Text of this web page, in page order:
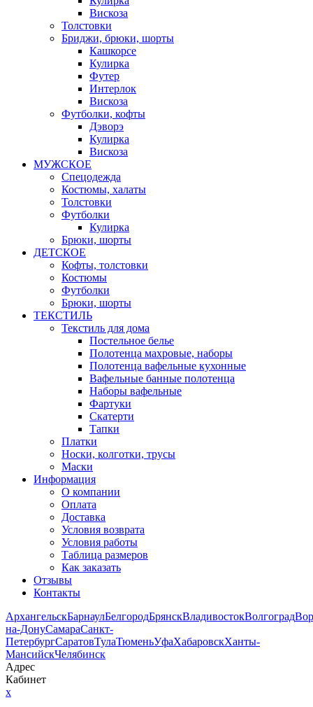
Вискоза
Толстовки
Бриджи, брюки, шорты
Кашкорсе
Кулирка
Футер
Интерлок
Вискоза
Футболки, кофты
Дэворэ
Кулирка
Вискоза
МУЖСКОЕ
Спецодежда
Костюмы, халаты
Толстовки
Футболки
Кулирка
Брюки, шорты
ДЕТСКОЕ
Кофты, толстовки
Костюмы
Футболки
Брюки, шорты
ТЕКСТИЛЬ
Текстиль для дома
Постельное белье
Полотенца махровые, наборы
Полотенца вафельные кухонные
Вафельные банные полотенца
Наборы вафельные
Фартуки
Скатерти
Тапки
Платки
Носки, колготки, трусы
Маски
Информация
О компании
Оплата
Доставка
Условия возврата
Условия работы
Таблица размеров
Как заказать
Отзывы
Контакты
АрхангельскБарнаулБелгородБрянскВладивостокВолгоград
на-ДонуСамараСанкт-
ПетербургСаратовТулаТюменьУфаХабаровскХанты-
МансийскЧелябинск
Адрес
Кабинет
x